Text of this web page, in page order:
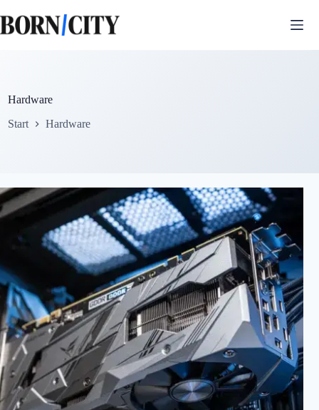
Inhalt
springen
Hardware
Start Hardware